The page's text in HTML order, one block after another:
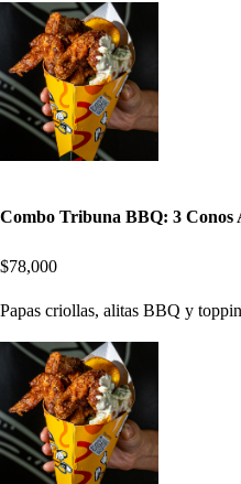
Combo Tribuna BBQ: 3 Conos
$78,000
Papas criollas, alitas BBQ y